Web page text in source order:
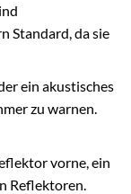
Standard, da sie
ein akustisches
zu warnen.
vorne, ein
Reflektoren.